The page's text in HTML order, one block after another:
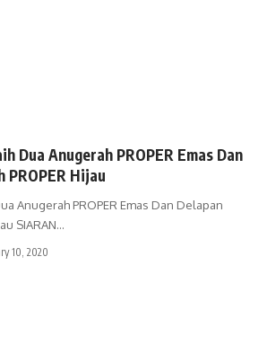
Dua Anugerah PROPER Emas Dan
PROPER Hijau
Anugerah PROPER Emas Dan Delapan
SIARAN…
10, 2020